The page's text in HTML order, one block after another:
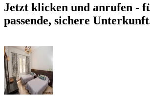
Jetzt klicken und anrufen -
passende, sichere